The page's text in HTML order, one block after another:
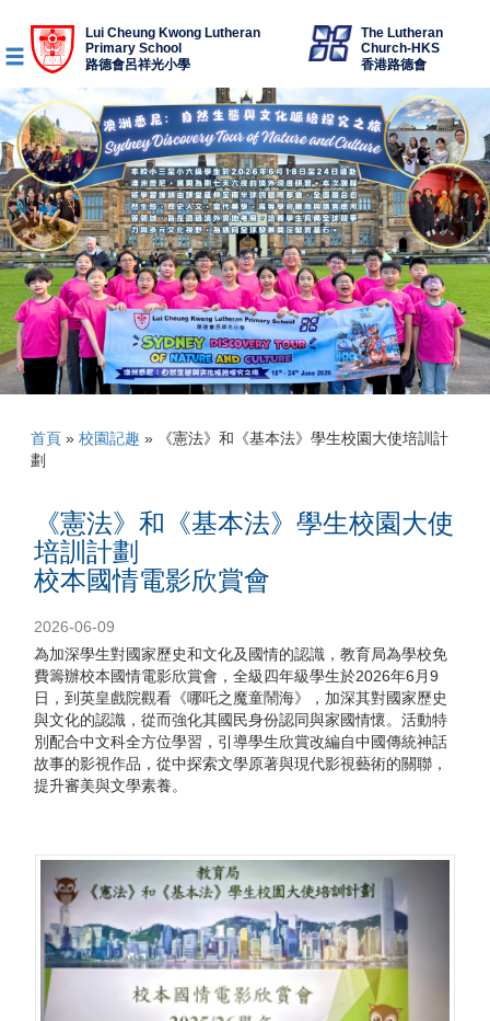
Lui Cheung Kwong Lutheran
Primary School
路德會呂祥光小學
The Lutheran
Church-HKS
香港路德會
首頁» 校園記趣 »
《憲法》和《基本法》學生校園大使培訓計
劃
《憲法》和《基本法》學生校園大使
培訓計劃
校本國情電影欣賞會
2026-06-09
為加深學生對國家歷史和文化及國情的認識，教育局為學校免
費籌辦校本國情電影欣賞會，全級四年級學生於2026年6月9
日，到英皇戲院觀看《哪吒之魔童鬧海》，加深其對國家歷史
與文化的認識，從而強化其國民身份認同與家國情懷。活動特
別配合中文科全方位學習，引導學生欣賞改編自中國傳統神話
故事的影視作品，從中探索文學原著與現代影視藝術的關聯，
提升審美與文學素養。